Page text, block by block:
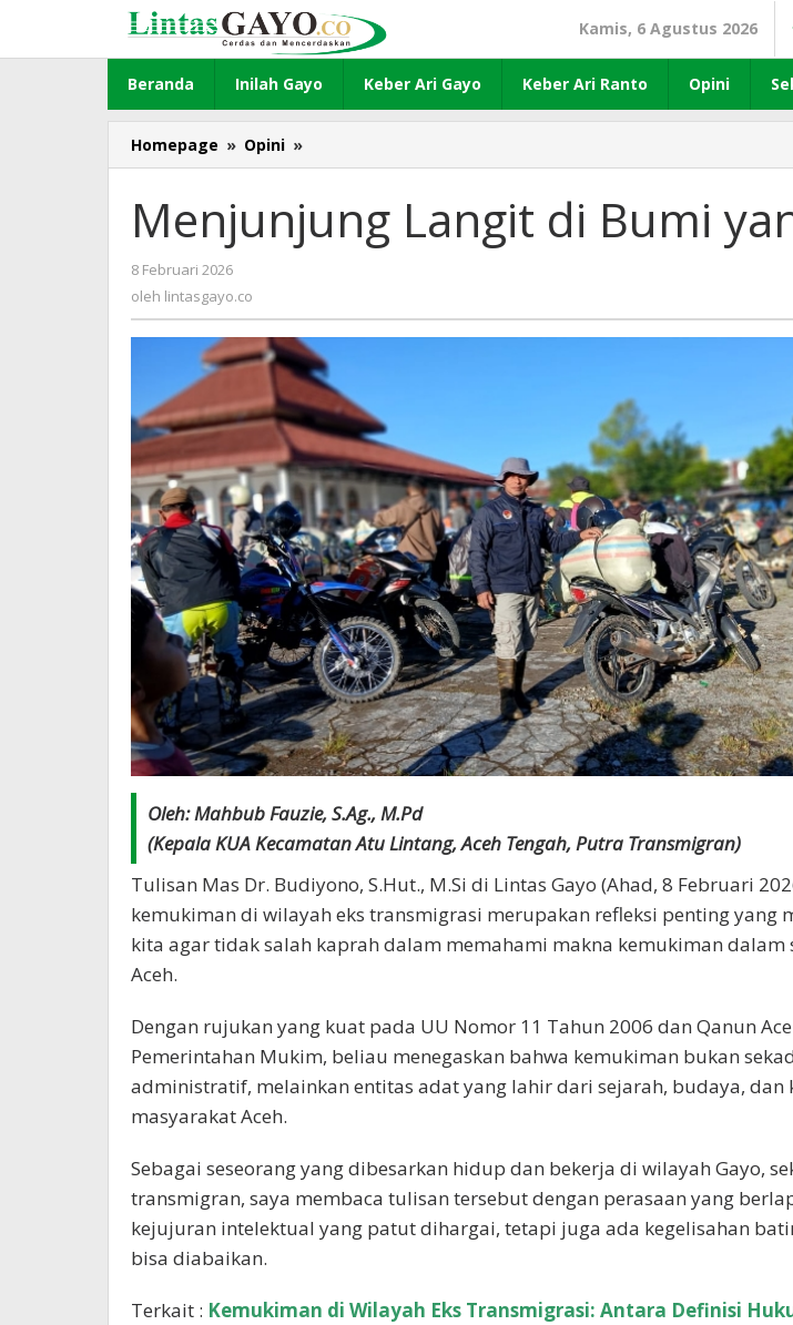
konten
Kamis, 6 Agustus 2026
Beranda Inilah Gayo Keber Ari Gayo Keber Ari Ranto Opini
Homepage » Opini »
Langit
Bumi
yang
Menjunjung Langit di Bumi
8 Februari 2026
lintasgayo.co
oleh lintasgayo.co
Oleh: Mahbub Fauzie, S.Ag., M.Pd
(Kepala KUA Kecamatan Atu Lintang, Aceh Tengah, Putra Transmigran)
Tulisan Mas Dr. Budiyono, S.Hut., M.Si di Lintas Gayo (Ahad, 8 Februari
kemukiman di wilayah eks transmigrasi merupakan refleksi penting yang
kita agar tidak salah kaprah dalam memahami makna kemukiman dalam
Aceh.
Dengan rujukan yang kuat pada UU Nomor 11 Tahun 2006 dan Qanun
Pemerintahan Mukim, beliau menegaskan bahwa kemukiman bukan
administratif, melainkan entitas adat yang lahir dari sejarah, budaya, dan
masyarakat Aceh.
Sebagai seseorang yang dibesarkan hidup dan bekerja di wilayah Gayo,
transmigran, saya membaca tulisan tersebut dengan perasaan yang
kejujuran intelektual yang patut dihargai, tetapi juga ada kegelisahan
bisa diabaikan.
Terkait : Kemukiman di Wilayah Eks Transmigrasi: Antara Definisi